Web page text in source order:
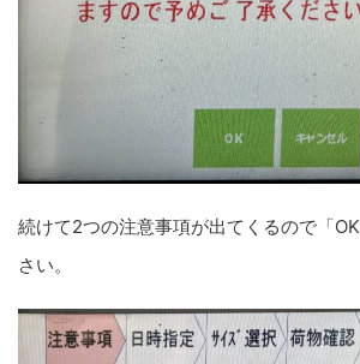
続けて2つの注意事項が出てくるので「
さい。